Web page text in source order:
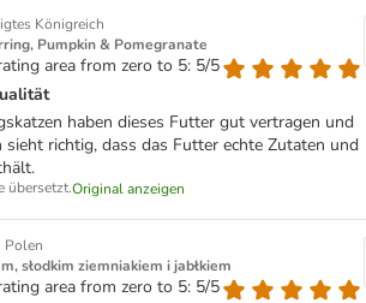
Königreich
Pumpkin & Pomegranate
area from zero to 5: 5/5
haben dieses Futter gut vertragen und
sieht richtig, dass das Futter echte Zutaten und
übersetzt.Original anzeigen
Polen
słodkim ziemniakiem i jabłkiem
area from zero to 5: 5/5